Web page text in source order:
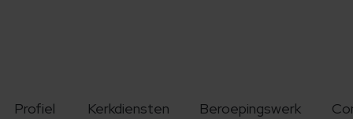
Profiel Kerkdiensten Beroepingswerk